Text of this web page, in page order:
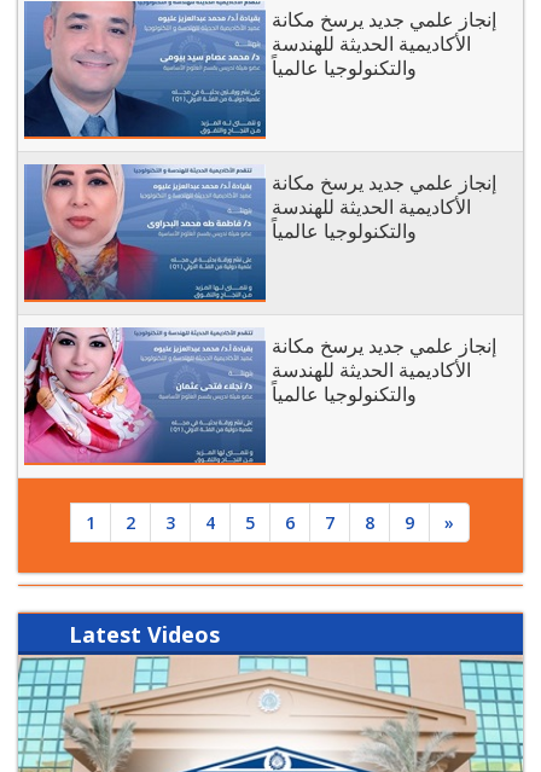
إنجاز علمي جديد يرسخ مكانة
الأكاديمية الحديثة للهندسة
والتكنولوجيا عالمياً
إنجاز علمي جديد يرسخ مكانة
الأكاديمية الحديثة للهندسة
والتكنولوجيا عالمياً
إنجاز علمي جديد يرسخ مكانة
الأكاديمية الحديثة للهندسة
والتكنولوجيا عالمياً
1 2 3 4 5 6 7 8 9 »
Latest Videos